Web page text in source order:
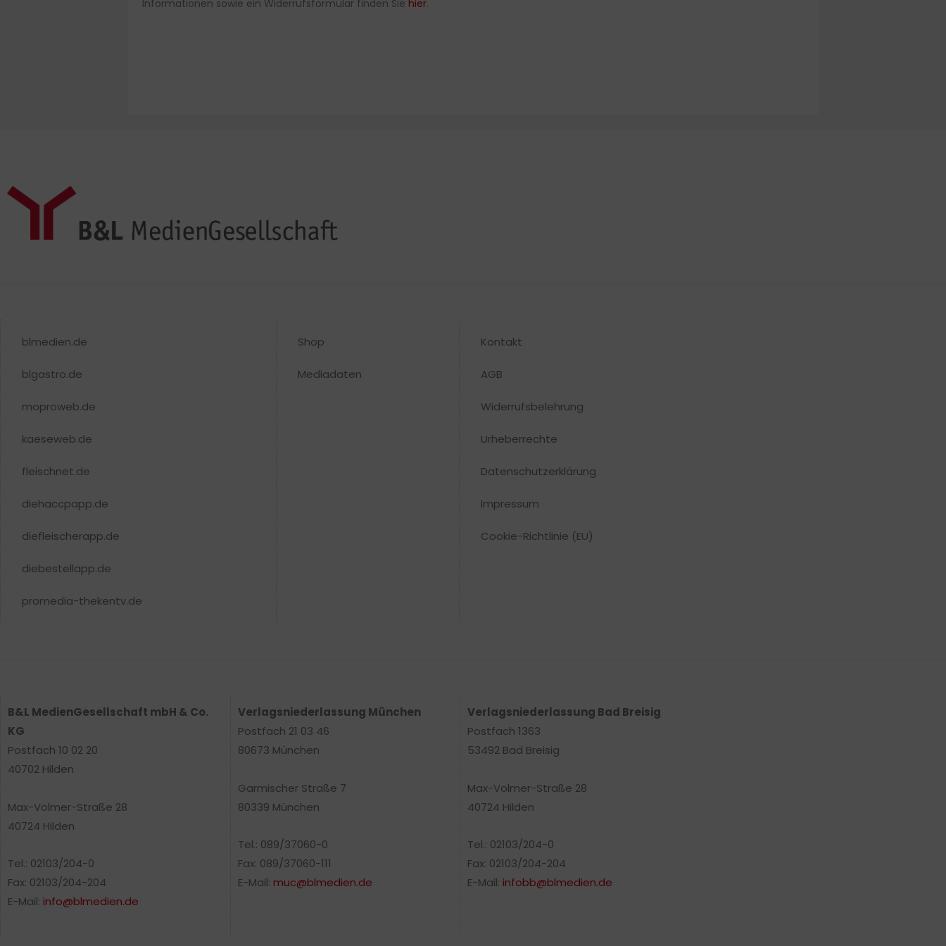
Informationen sowie ein Widerrufsformular finden Sie hier.
blmedien.de
blgastro.de
moproweb.de
kaeseweb.de
fleischnet.de
diehaccpapp.de
diefleischerapp.de
diebestellapp.de
promedia-thekentv.de
Shop
Mediadaten
Kontakt
AGB
Widerrufsbelehrung
Urheberrechte​
Datenschutzerklärung
Impressum
Cookie-Richtlinie (EU)
B&L MedienGesellschaft mbH & Co.
KG
Postfach 10 02 20
40702 Hilden
Max-Volmer-Straße 28
40724 Hilden
Tel.: 02103/204-0
Fax: 02103/204-204
E-Mail: info@blmedien.de
Verlagsniederlassung München
Postfach 21 03 46
80673 München
Garmischer Straße 7
80339 München
Tel.: 089/37060-0
Fax: 089/37060-111
E-Mail: muc@blmedien.de
Verlagsniederlassung Bad Breisig
Postfach 1363
53492 Bad Breisig
Max-Volmer-Straße 28
40724 Hilden
Tel.: 02103/204-0
Fax: 02103/204-204
E-Mail: infobb@blmedien.de